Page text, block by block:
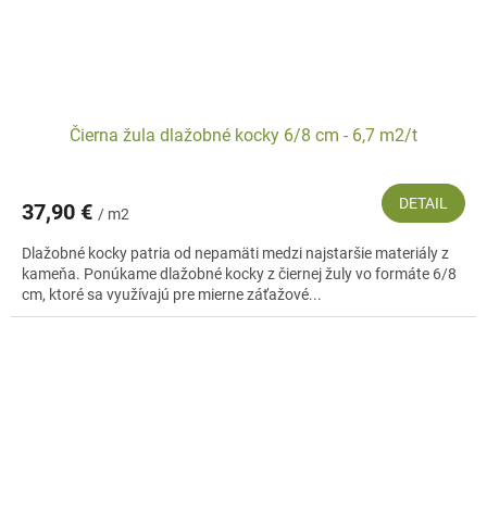
Čierna žula dlažobné kocky 6/8 cm - 6,7 m2/t
37,90 € / m2
DETAIL
Dlažobné kocky patria od nepamäti medzi najstaršie materiály z
kameňa. Ponúkame dlažobné kocky z čiernej žuly vo formáte 6/8
cm, ktoré sa využívajú pre mierne záťažové...